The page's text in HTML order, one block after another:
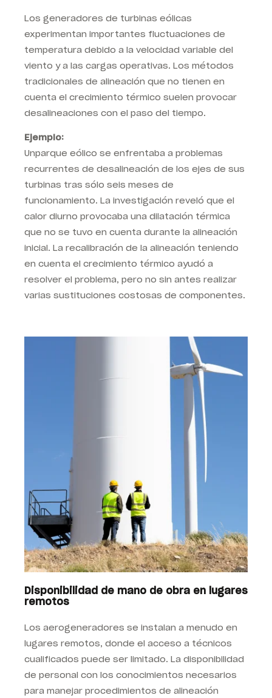
Los generadores de turbinas eólicas
experimentan importantes fluctuaciones de
temperatura debido a la velocidad variable del
viento y a las cargas operativas. Los métodos
tradicionales de alineación que no tienen en
cuenta el crecimiento térmico suelen provocar
desalineaciones con el paso del tiempo.
Ejemplo:
Unparque eólico se enfrentaba a problemas
recurrentes de desalineación de los ejes de sus
turbinas tras sólo seis meses de
funcionamiento. La investigación reveló que el
calor diurno provocaba una dilatación térmica
que no se tuvo en cuenta durante la alineación
inicial. La recalibración de la alineación teniendo
en cuenta el crecimiento térmico ayudó a
resolver el problema, pero no sin antes realizar
varias sustituciones costosas de componentes.
Disponibilidad de mano de obra en lugares
remotos
Los aerogeneradores se instalan a menudo en
lugares remotos, donde el acceso a técnicos
cualificados puede ser limitado. La disponibilidad
de personal con los conocimientos necesarios
para manejar procedimientos de alineación